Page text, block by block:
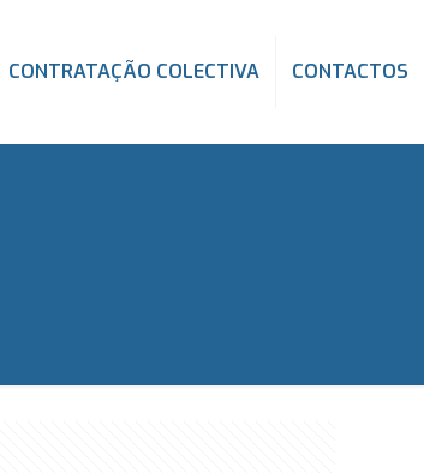
CONTRATAÇÃO COLECTIVA CONTACTOS